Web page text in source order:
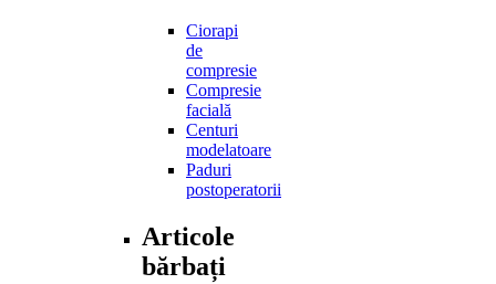
Ciorapi
de
compresie
Compresie
facială
Centuri
modelatoare
Paduri
postoperatorii
Articole
bărbați